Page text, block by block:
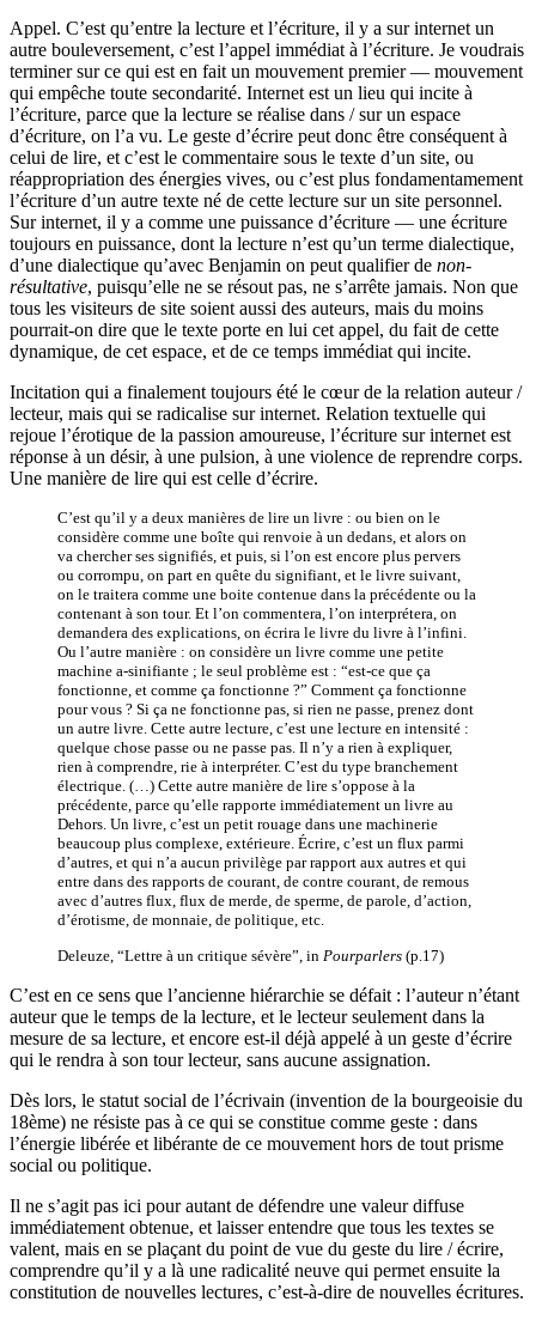
Appel. C’est qu’entre la lecture et l’écriture, il y a sur internet un
autre bouleversement, c’est l’appel immédiat à l’écriture. Je voudrais
terminer sur ce qui est en fait un mouvement premier — mouvement
qui empêche toute secondarité. Internet est un lieu qui incite à
l’écriture, parce que la lecture se réalise dans / sur un espace
d’écriture, on l’a vu. Le geste d’écrire peut donc être conséquent à
celui de lire, et c’est le commentaire sous le texte d’un site, ou
réappropriation des énergies vives, ou c’est plus fondamentamement
l’écriture d’un autre texte né de cette lecture sur un site personnel.
Sur internet, il y a comme une puissance d’écriture — une écriture
toujours en puissance, dont la lecture n’est qu’un terme dialectique,
d’une dialectique qu’avec Benjamin on peut qualifier de non-
résultative, puisqu’elle ne se résout pas, ne s’arrête jamais. Non que
tous les visiteurs de site soient aussi des auteurs, mais du moins
pourrait-on dire que le texte porte en lui cet appel, du fait de cette
dynamique, de cet espace, et de ce temps immédiat qui incite.
Incitation qui a finalement toujours été le cœur de la relation auteur /
lecteur, mais qui se radicalise sur internet. Relation textuelle qui
rejoue l’érotique de la passion amoureuse, l’écriture sur internet est
réponse à un désir, à une pulsion, à une violence de reprendre corps.
Une manière de lire qui est celle d’écrire.
C’est qu’il y a deux manières de lire un livre : ou bien on le
considère comme une boîte qui renvoie à un dedans, et alors on
va chercher ses signifiés, et puis, si l’on est encore plus pervers
ou corrompu, on part en quête du signifiant, et le livre suivant,
on le traitera comme une boite contenue dans la précédente ou la
contenant à son tour. Et l’on commentera, l’on interprétera, on
demandera des explications, on écrira le livre du livre à l’infini.
Ou l’autre manière : on considère un livre comme une petite
machine a-sinifiante ; le seul problème est : “est-ce que ça
fonctionne, et comme ça fonctionne ?” Comment ça fonctionne
pour vous ? Si ça ne fonctionne pas, si rien ne passe, prenez dont
un autre livre. Cette autre lecture, c’est une lecture en intensité :
quelque chose passe ou ne passe pas. Il n’y a rien à expliquer,
rien à comprendre, rie à interpréter. C’est du type branchement
électrique. (…) Cette autre manière de lire s’oppose à la
précédente, parce qu’elle rapporte immédiatement un livre au
Dehors. Un livre, c’est un petit rouage dans une machinerie
beaucoup plus complexe, extérieure. Écrire, c’est un flux parmi
d’autres, et qui n’a aucun privilège par rapport aux autres et qui
entre dans des rapports de courant, de contre courant, de remous
avec d’autres flux, flux de merde, de sperme, de parole, d’action,
d’érotisme, de monnaie, de politique, etc.
Deleuze, “Lettre à un critique sévère”, in Pourparlers (p.17)
C’est en ce sens que l’ancienne hiérarchie se défait : l’auteur n’étant
auteur que le temps de la lecture, et le lecteur seulement dans la
mesure de sa lecture, et encore est-il déjà appelé à un geste d’écrire
qui le rendra à son tour lecteur, sans aucune assignation.
Dès lors, le statut social de l’écrivain (invention de la bourgeoisie du
18ème) ne résiste pas à ce qui se constitue comme geste : dans
l’énergie libérée et libérante de ce mouvement hors de tout prisme
social ou politique.
Il ne s’agit pas ici pour autant de défendre une valeur diffuse
immédiatement obtenue, et laisser entendre que tous les textes se
valent, mais en se plaçant du point de vue du geste du lire / écrire,
comprendre qu’il y a là une radicalité neuve qui permet ensuite la
constitution de nouvelles lectures, c’est-à-dire de nouvelles écritures.